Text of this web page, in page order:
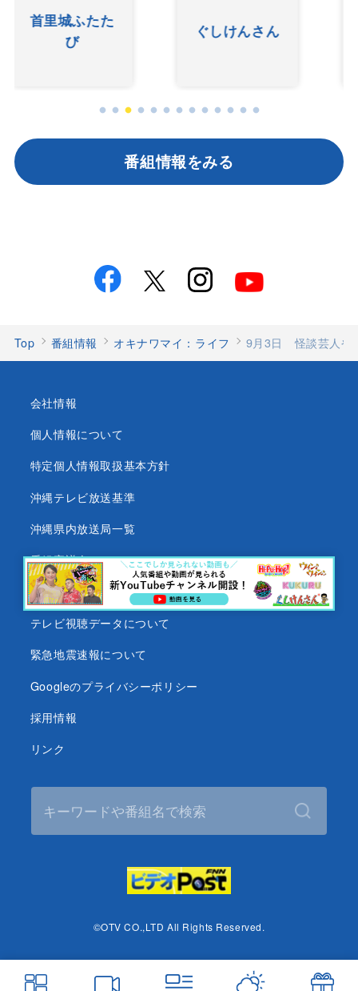
ぐしけんさん
りんのい～あ
番組情報をみる
Top 番組情報 オキナワマイ：ライフ 9月3日 怪談芸人や
会社情報
個人情報について
特定個人情報取扱基本方針
沖縄テレビ放送基準
沖縄県内放送局一覧
番組審議会
沖縄テレビ名義の後援依頼について
テレビ視聴データについて
緊急地震速報について
Googleのプライバシーポリシー
採用情報
リンク
©OTV CO.,LTD All Rights Reserved.